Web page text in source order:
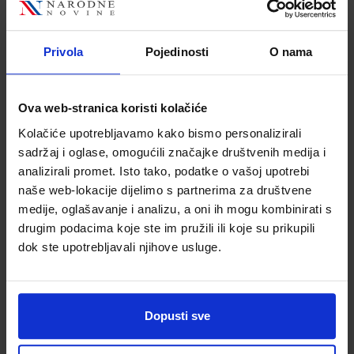
Privola Pojedinosti O nama
Ova web-stranica koristi kolačiće
Kolačiće upotrebljavamo kako bismo personalizirali
sadržaj i oglase, omogućili značajke društvenih medija i
analizirali promet. Isto tako, podatke o vašoj upotrebi
naše web-lokacije dijelimo s partnerima za društvene
medije, oglašavanje i analizu, a oni ih mogu kombinirati s
drugim podacima koje ste im pružili ili koje su prikupili
dok ste upotrebljavali njihove usluge.
Dopusti sve
103,87 € 127,37 €
JBL Grip prijenosni
zvučnik BT5.4,
vodootporan
IP68, crni
Šifra proizvoda
1200130024849
JBL Grip prijenosni
zvučnik BT5.4,
vodootporan
IP68, crveni
Šifra proizvoda